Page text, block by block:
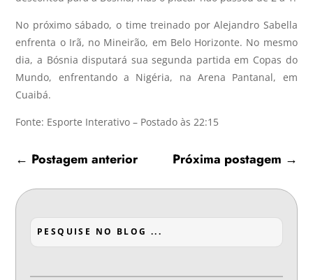
No próximo sábado, o time treinado por Alejandro Sabella
enfrenta o Irã, no Mineirão, em Belo Horizonte. No mesmo
dia, a Bósnia disputará sua segunda partida em Copas do
Mundo, enfrentando a Nigéria, na Arena Pantanal, em
Cuaibá.
Fonte: Esporte Interativo – Postado às 22:15
← Postagem anterior Próxima postagem →